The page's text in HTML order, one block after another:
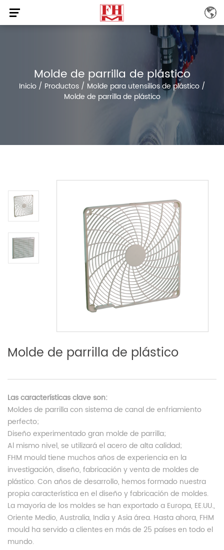
Molde de parrilla de plástico
Inicio/ Productos/ Molde para utensilios de plástico/
Molde de parrilla de plástico
Molde de parrilla de plástico
Las características clave son:
Moldes de parrilla con sistema de canal de enfriamiento
perfecto;
Diseño experimentado gran molde de parrilla;
Al mismo nivel, se utilizará el acero de alta calidad;
FHM mould tiene muchos años de experiencia en la
investigación, diseño, fabricación y venta de moldes de
plástico. Con años de desarrollo, hemos formado nuestra
propia característica en el diseño y fabricación de moldes.
La mayoría de los moldes se han exportado a Europa, EE.UU.,
Oriente Medio, Australia, India y Asia área. Hasta ahora, FHM
mould ha servido a clientes en más de 25 países en todo el
mundo.